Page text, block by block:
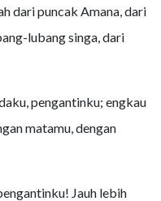
dari puncak Amana, dari
lubang singa, dari
pengantinku; engkau
matamu, dengan
Jauh lebih